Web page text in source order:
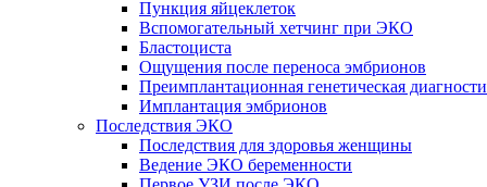
Пункция яйцеклеток
Вспомогательный хетчинг при ЭКО
Бластоциста
Ощущения после переноса эмбрионов
Преимплантационная генетическая
Имплантация эмбрионов
Последствия ЭКО
Последствия для здоровья женщины
Ведение ЭКО беременности